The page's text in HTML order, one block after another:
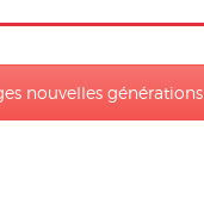
nouvelles générations